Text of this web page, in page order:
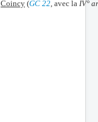
Coincy (GC 22, avec la IV°